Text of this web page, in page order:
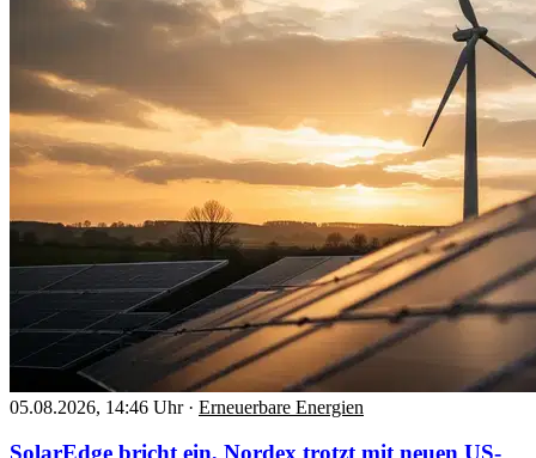
05.08.2026, 14:46 Uhr · Erneuerbare Energien
SolarEdge bricht ein, Nordex trotzt mit neuen US-